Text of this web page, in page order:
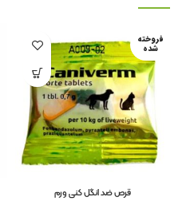
فروخته
شده
قرص ضد انگل کنی ورم